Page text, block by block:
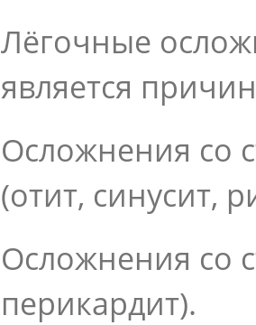
Лёгочные
является
Осложнения со
(отит, синусит,
Осложнения со
перикардит).